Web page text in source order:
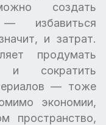
создать
избавиться
и затрат.
продумать
и сократить
— тоже
экономии,
пространство,